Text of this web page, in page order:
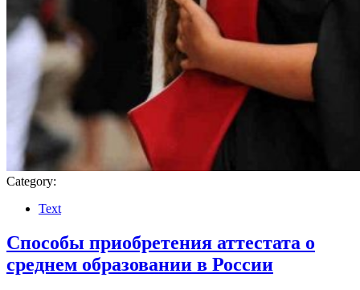
Category:
Text
Способы приобретения аттестата о
среднем образовании в России